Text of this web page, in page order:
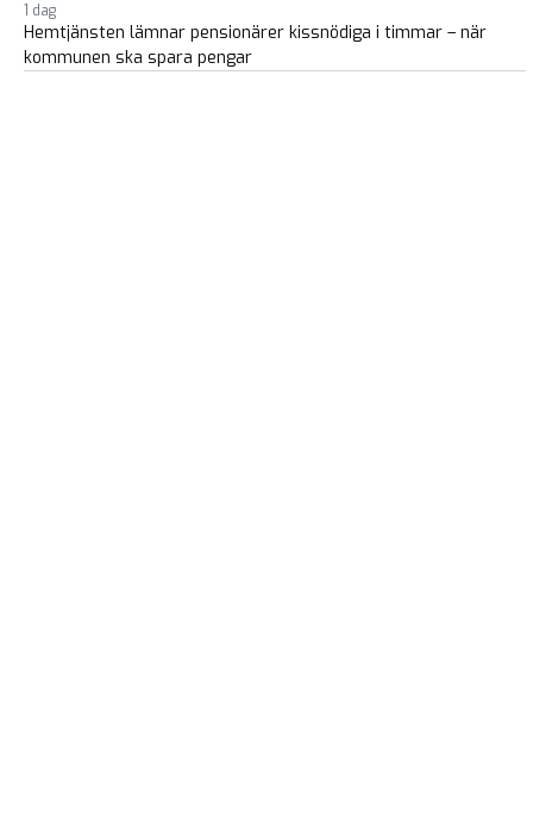
1 dag
Hemtjänsten lämnar pensionärer kissnödiga i timmar – när
kommunen ska spara pengar